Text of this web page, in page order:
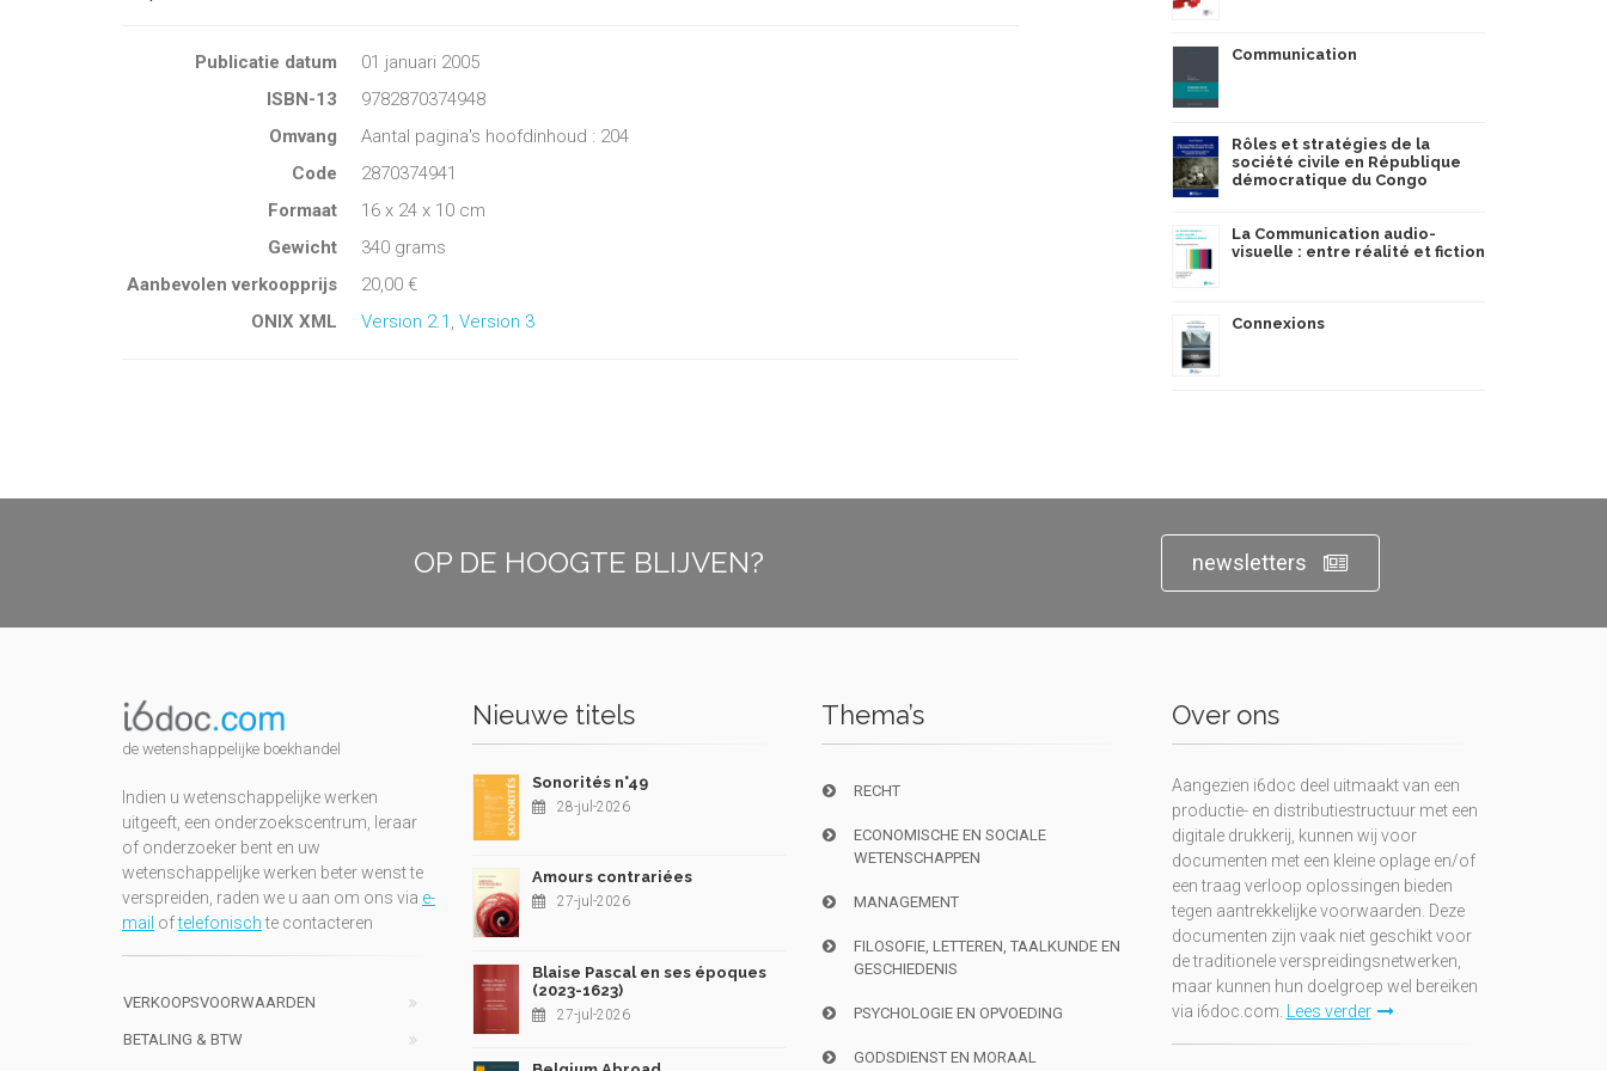
Publicatie datum
01 januari 2005
ISBN-13
9782870374948
Omvang
Aantal pagina's hoofdinhoud : 204
Code
2870374941
Formaat
16 x 24 x 10 cm
Gewicht
340 grams
Aanbevolen verkoopprijs
20,00 €
ONIX XML
Version 2.1 Version 3
Communication
Rôles et stratégies de la
société civile en République
démocratique du Congo
La Communication audio-
visuelle : entre réalité et fiction
Connexions
OP DE HOOGTE BLIJVEN? newsletters
de wetenshappelijke boekhandel
Indien u wetenschappelijke werken
uitgeeft, een onderzoekscentrum, leraar
of onderzoeker bent en uw
wetenschappelijke werken beter wenst te
verspreiden, raden we u aan om ons via e-
mail oftelefonischte contacteren
VERKOOPSVOORWAARDEN
BETALING & BTW
Nieuwe titels
Sonorités n°49
28-jul-2026
Amours contrariées
27-jul-2026
Blaise Pascal en ses époques
(2023-1623)
27-jul-2026
Thema’s
RECHT
ECONOMISCHE EN SOCIALE
WETENSCHAPPEN
MANAGEMENT
FILOSOFIE, LETTEREN, TAALKUNDE EN
GESCHIEDENIS
PSYCHOLOGIE EN OPVOEDING
GODSDIENST EN MORAAL
Over ons
Aangezien i6doc deel uitmaakt van een
productie- en distributiestructuur met een
digitale drukkerij, kunnen wij voor
documenten met een kleine oplage en/of
een traag verloop oplossingen bieden
tegen aantrekkelijke voorwaarden. Deze
documenten zijn vaak niet geschikt voor
de traditionele verspreidingsnetwerken,
maar kunnen hun doelgroep wel bereiken
via i6doc.com. Lees verder